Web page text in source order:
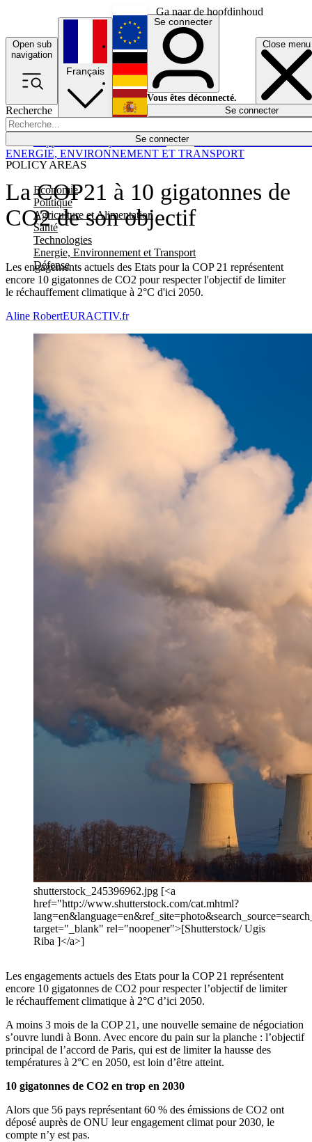
Ga naar de hoofdinhoud
Open sub
navigation
Close menu
Recherche
Se connecter
POLICY AREAS
Economie
Politique
Agriculture et Alimentation
Santé
Technologies
Energie, Environnement et Transport
Défense
Économie
Français
English
Deutsch
Español
Se connecter
Vous êtes déconnecté.
Se connecter
La COP21 à 10 gigatonnes de
CO2 de son objectif
Les engagements actuels des Etats pour la COP 21 représentent
encore 10 gigatonnes de CO2 pour respecter l'objectif de limiter
le réchauffement climatique à 2°C d'ici 2050.
ENERGIE, ENVIRONNEMENT ET TRANSPORT
Aline RobertEURACTIV.fr
shutterstock_245396962.jpg [<a
href="http://www.shutterstock.com/cat.mhtml?
target="_blank" rel="noopener">[Shutterstock/ Ugis
Riba ]</a>]
Les engagements actuels des Etats pour la COP 21 représentent
encore 10 gigatonnes de CO2 pour respecter l’objectif de limiter
le réchauffement climatique à 2°C d’ici 2050.
A moins 3 mois de la COP 21, une nouvelle semaine de négociation
s’ouvre lundi à Bonn. Avec encore du pain sur la planche : l’objectif
principal de l’accord de Paris, qui est de limiter la hausse des
températures à 2°C en 2050, est loin d’être atteint.
10 gigatonnes de CO2 en trop en 2030
Alors que 56 pays représentant 60 % des émissions de CO2 ont
déposé auprès de ONU leur engagement climat pour 2030, le
compte n’y est pas.